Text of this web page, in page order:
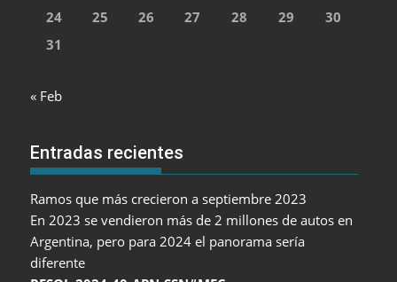
24
25 26 27 28 29
30
31
« Feb
Entradas recientes
Ramos que más crecieron a septiembre 2023
En 2023 se vendieron más de 2 millones de autos en
Argentina, pero para 2024 el panorama sería
diferente